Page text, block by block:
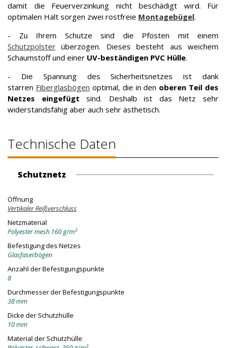
damit die Feuerverzinkung nicht beschädigt wird. Für
optimalen Halt sorgen zwei rostfreie Montagebügel.
- Zu Ihrem Schutze sind die Pfosten mit einem
Schutzpolster überzogen. Dieses besteht aus weichem
Schaumstoff und einer UV-beständigen PVC Hülle.
- Die Spannung des Sicherheitsnetzes ist dank
starren Fiberglasbögen optimal, die in den oberen Teil des
Netzes eingefügt sind. Deshalb ist das Netz sehr
widerstandsfähig aber auch sehr ästhetisch.
Technische Daten
Schutznetz
Öffnung
Vertikaler Reißverschluss
Netzmaterial
Polyester mesh 160 g/m²
Befestigung des Netzes
Glasfaserbögen
Anzahl der Befestigungspunkte
8
Durchmesser der Befestigungspunkte
38 mm
Dicke der Schutzhülle
10 mm
Material der Schutzhülle